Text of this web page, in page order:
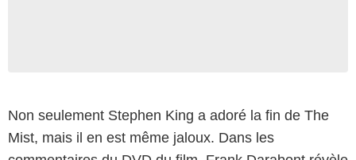
Non seulement Stephen King a adoré la fin de The
Mist, mais il en est même jaloux. Dans les